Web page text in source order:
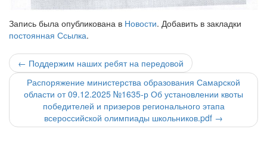
Запись была опубликована в Новости. Добавить в закладки
постоянная Ссылка.
Навигация
по
записи
← Поддержим наших ребят на передовой
Распоряжение министерства образования Самарской
области от 09.12.2025 №1635-р Об установлении квоты
победителей и призеров регионального этапа
всероссийской олимпиады школьников.pdf →